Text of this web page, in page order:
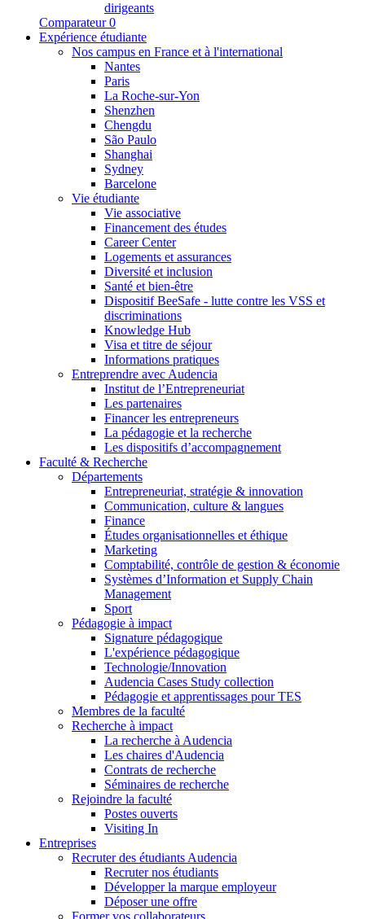
dirigeants
Comparateur 0
Expérience étudiante
Nos campus en France et à l'international
Nantes
Paris
La Roche-sur-Yon
Shenzhen
Chengdu
São Paulo
Shanghai
Sydney
Barcelone
Vie étudiante
Vie associative
Financement des études
Career Center
Logements et assurances
Diversité et inclusion
Santé et bien-être
Dispositif BeeSafe - lutte contre les VSS et
discriminations
Knowledge Hub
Visa et titre de séjour
Informations pratiques
Entreprendre avec Audencia
Institut de l’Entrepreneuriat
Les partenaires
Financer les entrepreneurs
La pédagogie et la recherche
Les dispositifs d’accompagnement
Faculté & Recherche
Départements
Entrepreneuriat, stratégie & innovation
Communication, culture & langues
Finance
Études organisationnelles et éthique
Marketing
Comptabilité, contrôle de gestion & économie
Systèmes d’Information et Supply Chain
Management
Sport
Pédagogie à impact
Signature pédagogique
L'expérience pédagogique
Technologie/Innovation
Audencia Cases Study collection
Pédagogie et apprentissages pour TES
Membres de la faculté
Recherche à impact
La recherche à Audencia
Les chaires d'Audencia
Contrats de recherche
Séminaires de recherche
Rejoindre la faculté
Postes ouverts
Visiting In
Entreprises
Recruter des étudiants Audencia
Recruter nos étudiants
Développer la marque employeur
Déposer une offre
Former vos collaborateurs